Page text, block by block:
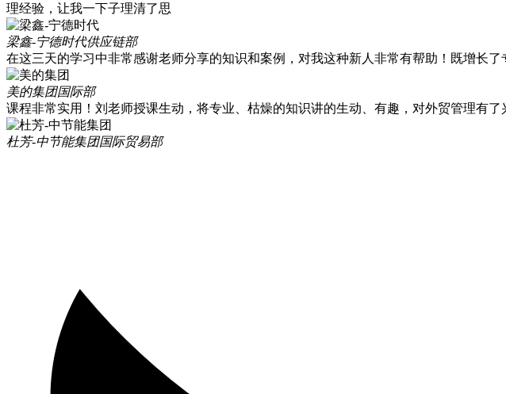
理经验，让我一下子理清了思
梁鑫-宁德时代供应链部
在这三天的学习中非常感谢老师分享的知识和案例，对我这种新人非常有帮助！既增长
美的集团国际部
课程非常实用！刘老师授课生动，将专业、枯燥的知识讲的生动、有趣，对外贸管理有了
杜芳-中节能集团国际贸易部